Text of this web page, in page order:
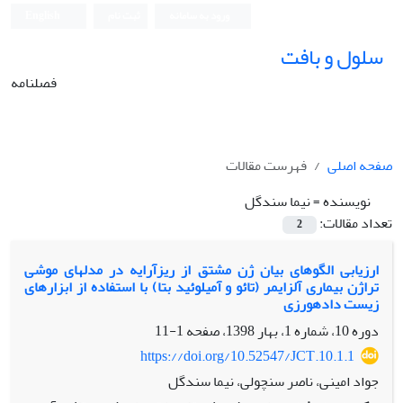
سلول و بافت
فصلنامه
صفحه اصلی
فهرست مقالات
نویسنده =نیما سندگل
تعداد مقالات:
2
ارزیابی الگوهای بیان ژن مشتق از ریزآرایه در مدل‫های موشی
تراژن بیماری آلزایمر (تائو و آمیلوئید بتا) با استفاده از ابزارهای
زیست داده‏ورزی‬‬‬‬‬‬‬‬‬‬‬‬
دوره 10، شماره 1، بهار 1398، صفحه
1-11
https://doi.org/10.52547/JCT.10.1.1
جواد امینی، ناصر سنچولی، نیما سندگل